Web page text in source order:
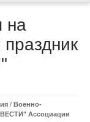
на
/ Военно-
Ассоциации